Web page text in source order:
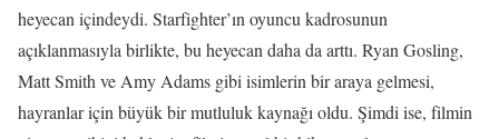
heyecan içindeydi. Starfighter’ın oyuncu kadrosunun
açıklanmasıyla birlikte, bu heyecan daha da arttı. Ryan Gosling,
Matt Smith ve Amy Adams gibi isimlerin bir araya gelmesi,
hayranlar için büyük bir mutluluk kaynağı oldu. Şimdi ise, filmin